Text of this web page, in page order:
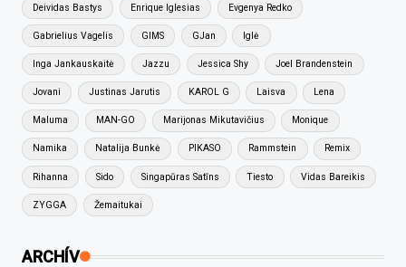
Deividas Bastys Enrique Iglesias Evgenya Redko
Gabrielius Vagelis GIMS GJan Iglė
Inga Jankauskaitė Jazzu Jessica Shy Joel Brandenstein
Jovani Justinas Jarutis KAROL G Laisva Lena
Maluma MAN-GO Marijonas Mikutavičius Monique
Namika Natalija Bunkė PIKASO Rammstein Remix
Rihanna Sido Singapūras Satīns Tiesto Vidas Bareikis
ZYGGA Žemaitukai
ARCHÍV